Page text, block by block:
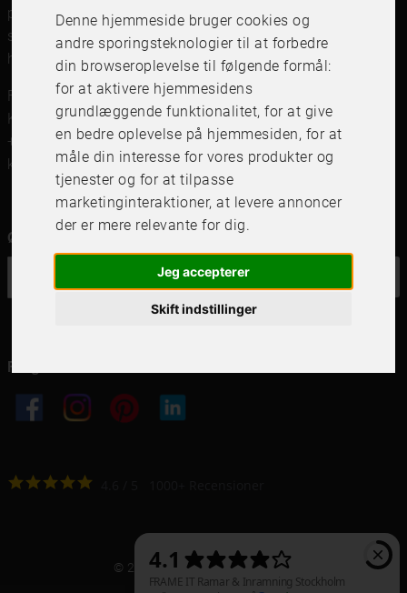
Denne hjemmeside bruger cookies og
andre sporingsteknologier til at forbedre
din browseroplevelse til følgende formål:
for at aktivere hjemmesidens
grundlæggende funktionalitet,for at give
en bedre oplevelse på hjemmesiden, for at
måle din interesse for vores produkter og
tjenester og for at tilpasse
marketinginteraktioner,at levere annoncer
der er mere relevante for dig.
Jeg accepterer
Skift indstillinger
plakater og print og indramning. Vi forhandler
svenskfremstillede billedrammer, beslag og print af
højeste kvalitet.
FRAME IT Ramar och Inramning
Kungsgatan 41,111 56 Stockholm
+46 (0)8 142122
kundservice@frameit.se
Ønsker du vores nyhedsbrev?
Følg os i dine kanaler
© 2021 Frame It International